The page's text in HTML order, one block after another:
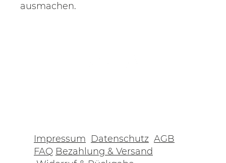
ausmachen.
Impressum Datenschutz AGB
FAQ Bezahlung & Versand